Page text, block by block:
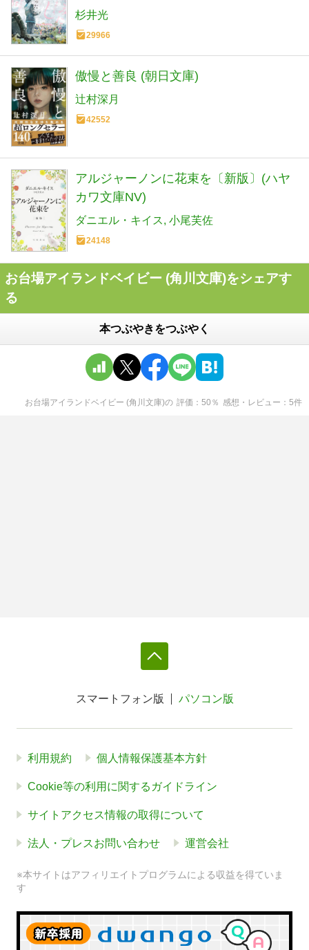
杉井光
29966
傲慢と善良 (朝日文庫)
辻村深月
42552
アルジャーノンに花束を〔新版〕(ハヤ
カワ文庫NV)
ダニエル・キイス 小尾芙佐
24148
お台場アイランドベイビー (角川文庫)をシェアす
る
本つぶやきをつぶやく
お台場アイランドベイビー (角川文庫)の 評価 50 ％ 感想・レビュー 5件
スマートフォン版 パソコン版
利用規約 個人情報保護基本方針
Cookie等の利用に関するガイドライン
サイトアクセス情報の取得について
法人・プレスお問い合わせ 運営会社
※本サイトはアフィリエイトプログラムによる収益を得ていま
す